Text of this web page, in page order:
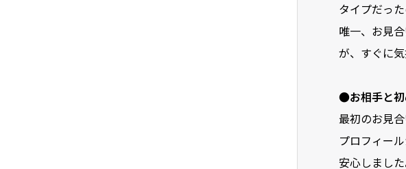
タイプだっ
唯一、お見
が、すぐに
●お相手と初
最初のお見
プロフィー
安心しました